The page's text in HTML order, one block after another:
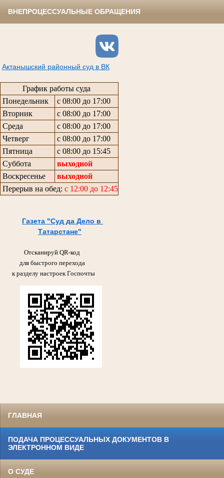
ВНЕПРОЦЕССУАЛЬНЫЕ ОБРАЩЕНИЯ
Актанышский районный суд в ВК
График работы суда
Понедельник
с 08:00 до 17:00
Вторник
с 08:00 до 17:00
Среда
с 08:00 до 17:00
Четверг
с 08:00 до 17:00
Пятница
с 08:00 до 15:45
Суббота
выходной
Воскресенье
выходной
Перерыв на обед: с 12:00 до 12:45
Газета "Суд да Дело в
Татарстане"
Отсканируй QR-код
для быстрого перехода
к разделу настроек Госпочты
ГЛАВНАЯ
ПОДАЧА ПРОЦЕССУАЛЬНЫХ ДОКУМЕНТОВ В
ЭЛЕКТРОННОМ ВИДЕ
О СУДЕ